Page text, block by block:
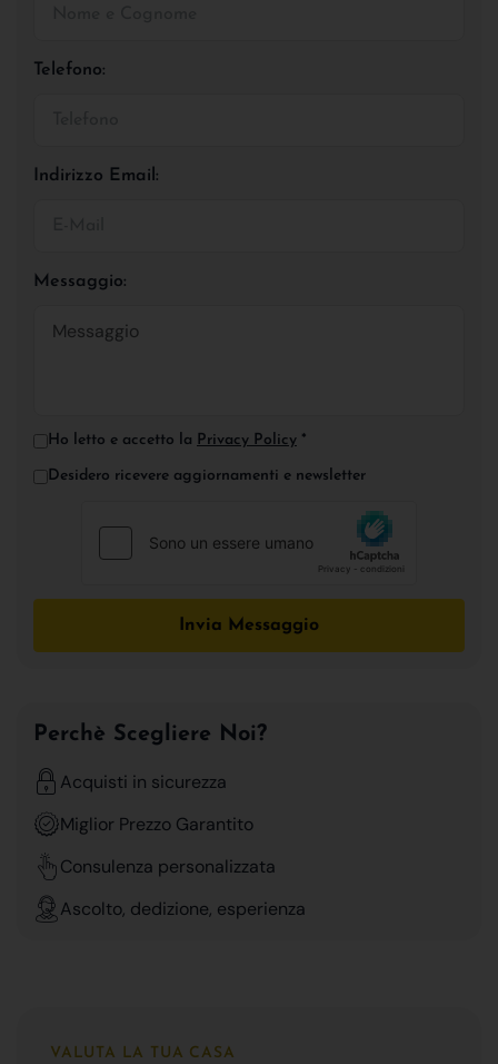
Telefono:
Indirizzo Email:
Messaggio:
Ho letto e accetto la Privacy Policy *
Desidero ricevere aggiornamenti e newsletter
Invia Messaggio
Perchè Scegliere Noi?
Acquisti in sicurezza
Miglior Prezzo Garantito
Consulenza personalizzata
Ascolto, dedizione, esperienza
VALUTA LA TUA CASA